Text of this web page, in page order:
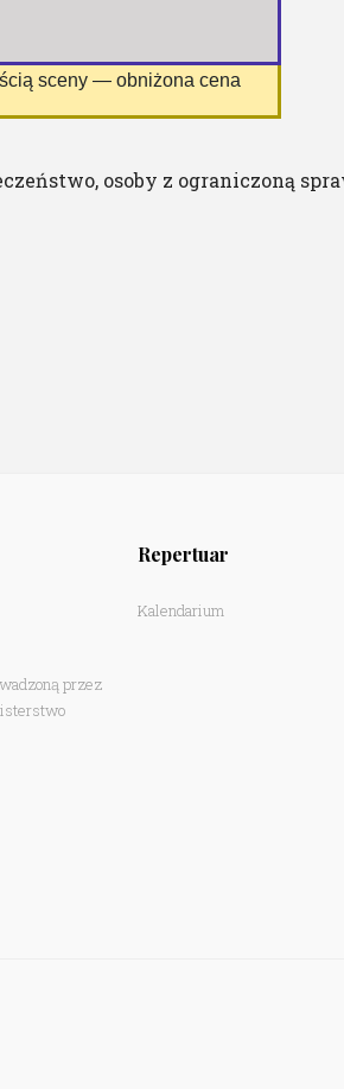
sceny — obniżona cena
osoby z ograniczoną
przez
Repertuar
Kalendarium